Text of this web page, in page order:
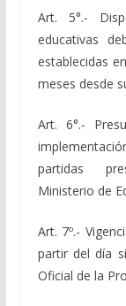
Art. 5°.-
educativas
establecidas
meses desde
Art. 6°.-
partidas
Ministerio de
Art. 7º.-
partir del día
Oficial de la